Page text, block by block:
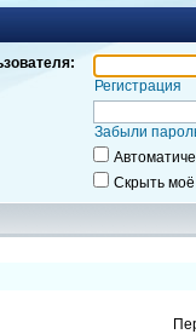
Регистрация
Забыли
Скрыть